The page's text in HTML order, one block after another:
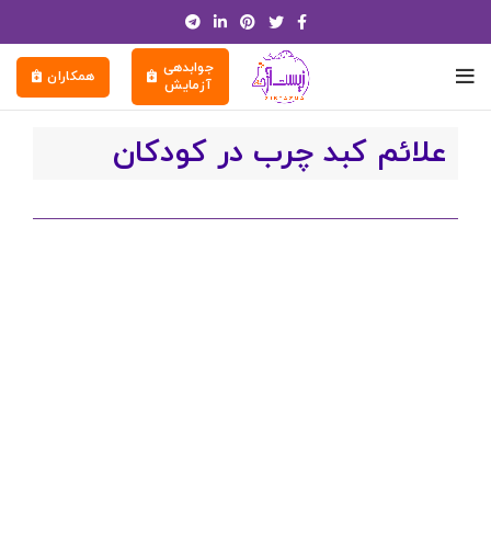
جوابدهی
آزمایش
همکاران
علائم کبد چرب در کودکان